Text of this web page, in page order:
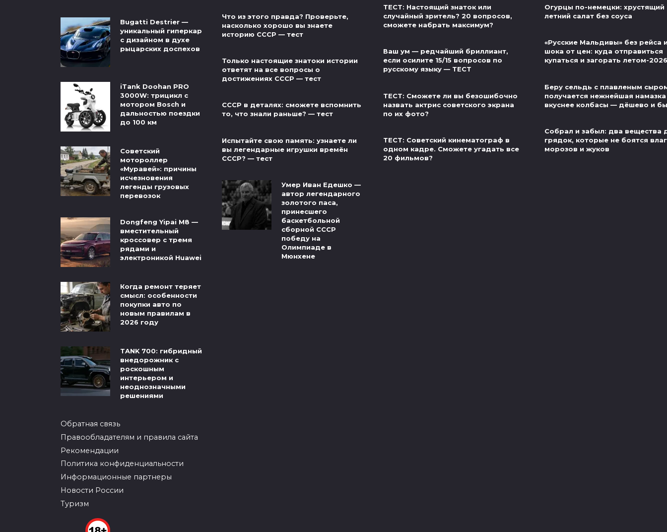
Bugatti Destrier —
уникальный гиперкар
с дизайном в духе
рыцарских доспехов
iTank Doohan PRO
3000W: трицикл с
мотором Bosch и
дальностью поездки
до 100 км
Советский
мотороллер
«Муравей»: причины
исчезновения
легенды грузовых
перевозок
Dongfeng Yipai M8 —
вместительный
кроссовер с тремя
рядами и
электроникой Huawei
Когда ремонт теряет
смысл: особенности
покупки авто по
новым правилам в
2026 году
TANK 700: гибридный
внедорожник с
роскошным
интерьером и
неоднозначными
решениями
Обратная связь
Правообладателям и правила сайта
Рекомендации
Политика конфиденциальности
Информационные партнеры
Новости России
Туризм
Что из этого правда? Проверьте,
насколько хорошо вы знаете
историю СССР — тест
Только настоящие знатоки истории
ответят на все вопросы о
достижениях СССР — тест
СССР в деталях: сможете вспомнить
то, что знали раньше? — тест
Испытайте свою память: узнаете ли
вы легендарные игрушки времён
СССР? — тест
Умер Иван Едешко —
автор легендарного
золотого паса,
принесшего
баскетбольной
сборной СССР
победу на
Олимпиаде в
Мюнхене
ТЕСТ: Настоящий знаток или
случайный зритель? 20 вопросов,
сможете набрать максимум?
Ваш ум — редчайший бриллиант,
если осилите 15/15 вопросов по
русскому языку — ТЕСТ
ТЕСТ: Сможете ли вы безошибочно
назвать актрис советского экрана
по их фото?
ТЕСТ: Советский кинематограф в
одном кадре. Сможете угадать все
20 фильмов?
Огурцы по-немецки: хрустящий
летний салат без соуса
«Русские Мальдивы» без рейса
шока от цен: куда отправиться
купаться и загорать летом-2026
Беру сельдь с плавленым
получается нежнейшая намазка
вкуснее колбасы — дёшево и
Собрал и забыл: два вещества
грядок, которые не боятся
морозов и жуков